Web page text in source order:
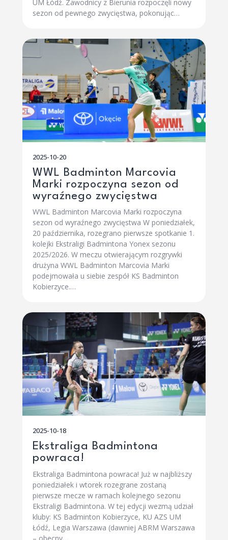
UM Łódź. Zawodnicy z Bierunia rozpoczęli nowy
sezon od pewnego zwycięstwa, pokonując…
2025-10-20
WWL Badminton Marcovia
Marki rozpoczyna sezon od
wyraźnego zwycięstwa
WWL Badminton Marcovia Marki rozpoczyna
sezon od wyraźnego zwycięstwa W poniedziałek,
20 października, rozegrano pierwsze spotkanie 1.
kolejki Ekstraligi Badmintona Yonex sezonu
2025/2026. W meczu otwierającym rozgrywki
drużyna WWL Badminton Marcovia Marki
podejmowała u siebie zespół KS Badminton
Kobierzyce.…
2025-10-18
Ekstraliga Badmintona
powraca!
Ekstraliga Badmintona powraca! Już w najbliższy
poniedziałek i wtorek rozegrane zostaną
pierwsze mecze w ramach kolejnego sezonu
Ekstraligi Badmintona. W tej edycji wezmą udział
kluby: KS Badminton Kobierzyce, KU AZS UM
Łódź, Legia Warszawa (dawniej ABRM Warszawa
– obecny…